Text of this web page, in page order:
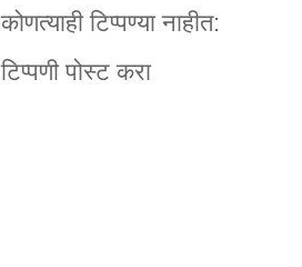
कोणत्याही टिप्पण्‍या नाहीत:
टिप्पणी पोस्ट करा